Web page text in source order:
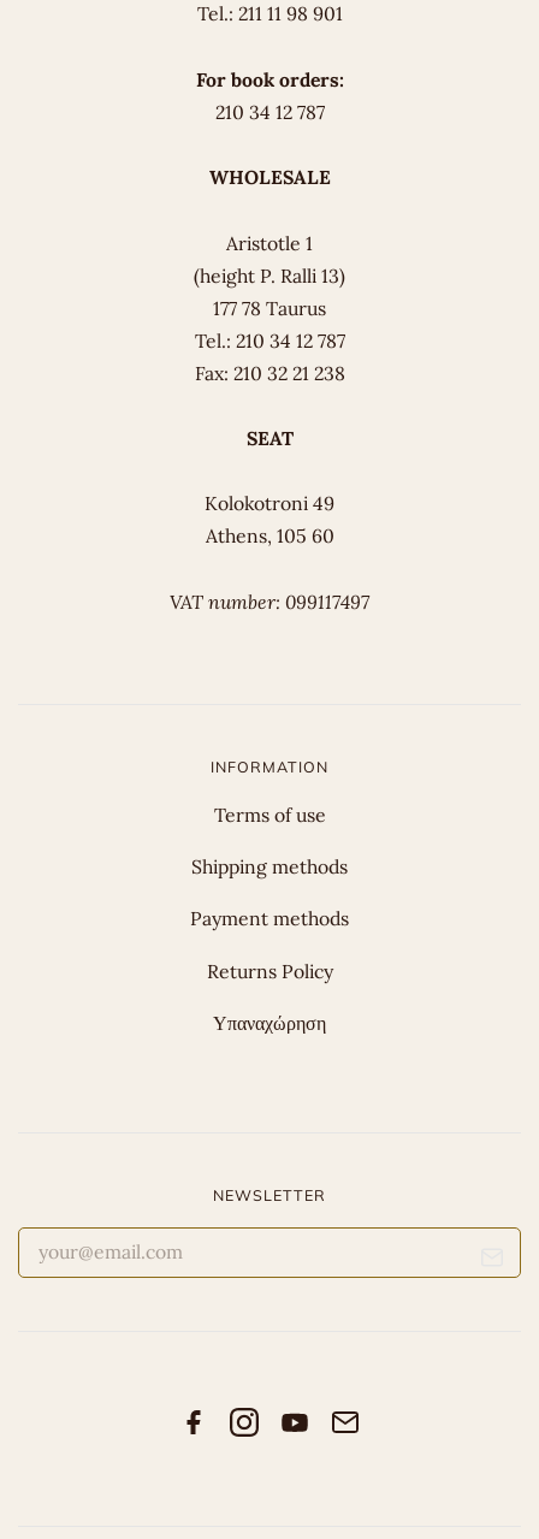
Tel.: 211 11 98 901
For book orders:
210 34 12 787
WHOLESALE
Aristotle 1
(height P. Ralli 13)
177 78 Taurus
Tel.: 210 34 12 787
Fax: 210 32 21 238
SEAT
Kolokotroni 49
Athens, 105 60
VAT number: 099117497
INFORMATION
Terms of use
Shipping methods
Payment methods
Returns Policy
Υπαναχώρηση
NEWSLETTER